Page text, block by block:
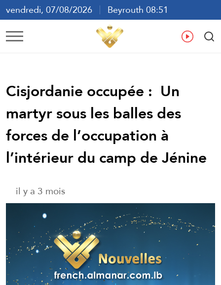
vendredi, 07/08/2026
Beyrouth 08:51
ع
Cisjordanie occupée : Un
martyr sous les balles des
forces de l’occupation à
l’intérieur du camp de Jénine
il y a 3 mois